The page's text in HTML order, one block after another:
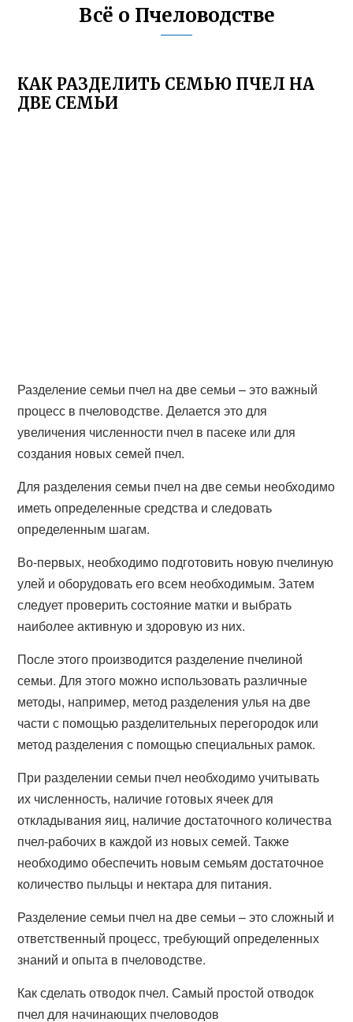
Всё о Пчеловодстве
КАК РАЗДЕЛИТЬ СЕМЬЮ ПЧЕЛ НА
ДВЕ СЕМЬИ
Разделение семьи пчел на две семьи – это важный
процесс в пчеловодстве. Делается это для
увеличения численности пчел в пасеке или для
создания новых семей пчел.
Для разделения семьи пчел на две семьи необходимо
иметь определенные средства и следовать
определенным шагам.
Во-первых, необходимо подготовить новую пчелиную
улей и оборудовать его всем необходимым. Затем
следует проверить состояние матки и выбрать
наиболее активную и здоровую из них.
После этого производится разделение пчелиной
семьи. Для этого можно использовать различные
методы, например, метод разделения улья на две
части с помощью разделительных перегородок или
метод разделения с помощью специальных рамок.
При разделении семьи пчел необходимо учитывать
их численность, наличие готовых ячеек для
откладывания яиц, наличие достаточного количества
пчел-рабочих в каждой из новых семей. Также
необходимо обеспечить новым семьям достаточное
количество пыльцы и нектара для питания.
Разделение семьи пчел на две семьи – это сложный и
ответственный процесс, требующий определенных
знаний и опыта в пчеловодстве.
Как сделать отводок пчел. Самый простой отводок
пчел для начинающих пчеловодов